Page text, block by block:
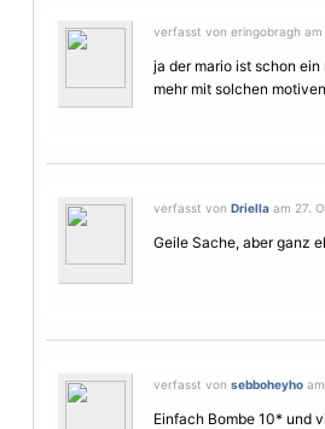
verfasst von eringobragh
ja der mario ist schon
mehr mit solchen
verfasst von Driella am 27.
Geile Sache, aber ganz
verfasst von sebboheyho
Einfach Bombe 10* und